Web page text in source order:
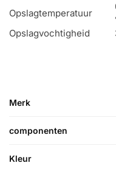
Opslagtemperatuur
Opslagvochtigheid
Merk
componenten
Kleur